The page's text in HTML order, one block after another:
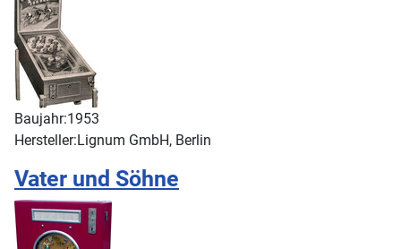
Baujahr:1953
Hersteller:Lignum GmbH, Berlin
Vater und Söhne